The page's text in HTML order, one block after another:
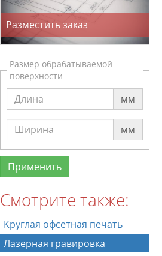
Разместить заказ
Размер обрабатываемой
поверхности
мм
мм
Смотрите также:
Круглая офсетная печать
Лазерная гравировка